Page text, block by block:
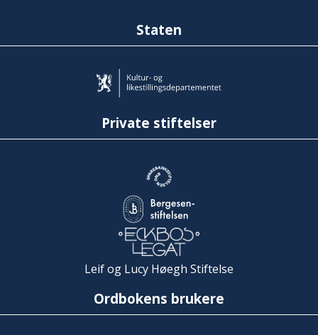
Staten
Private stiftelser
Leif og Lucy Høegh Stiftelse
Ordbokens brukere